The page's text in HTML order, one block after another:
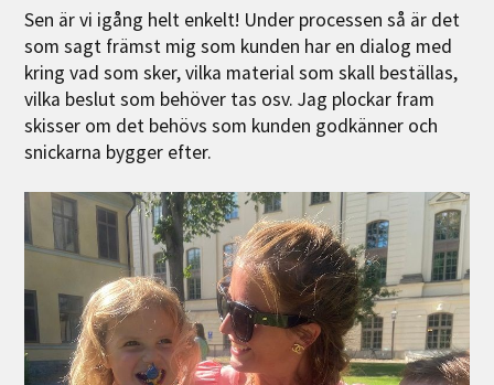
Sen är vi igång helt enkelt! Under processen så är det
som sagt främst mig som kunden har en dialog med
kring vad som sker, vilka material som skall beställas,
vilka beslut som behöver tas osv. Jag plockar fram
skisser om det behövs som kunden godkänner och
snickarna bygger efter.